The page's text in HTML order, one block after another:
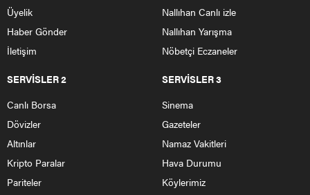
Üyelik
Haber Gönder
İletişim
Nallıhan Canlı izle
Nallıhan Yarışma
Nöbetçi Eczaneler
SERVİSLER 2
Canlı Borsa
Dövizler
Altınlar
Kripto Paralar
Pariteler
SERVİSLER 3
Sinema
Gazeteler
Namaz Vakitleri
Hava Durumu
Köylerimiz